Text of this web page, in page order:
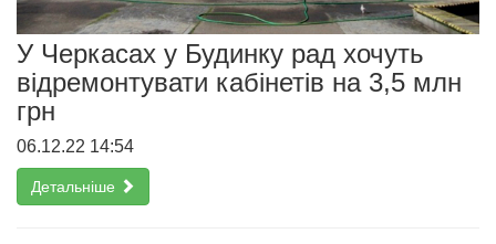
У Черкасах у Будинку рад хочуть
відремонтувати кабінетів на 3,5 млн
грн
06.12.22 14:54
Детальніше